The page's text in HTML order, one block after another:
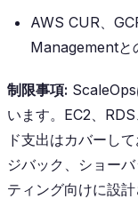
AWS CUR、
Managementと
制限事項:
います。EC2、
ド支出はカバーし
ジバック、ショー
ティング向けに設